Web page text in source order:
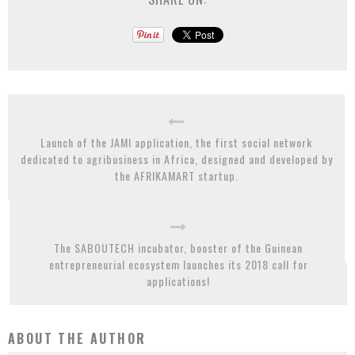
Launch of the JAMI application, the first social network
dedicated to agribusiness in Africa, designed and developed by
the AFRIKAMART startup.
The SABOUTECH incubator, booster of the Guinean
entrepreneurial ecosystem launches its 2018 call for
applications!
ABOUT THE AUTHOR